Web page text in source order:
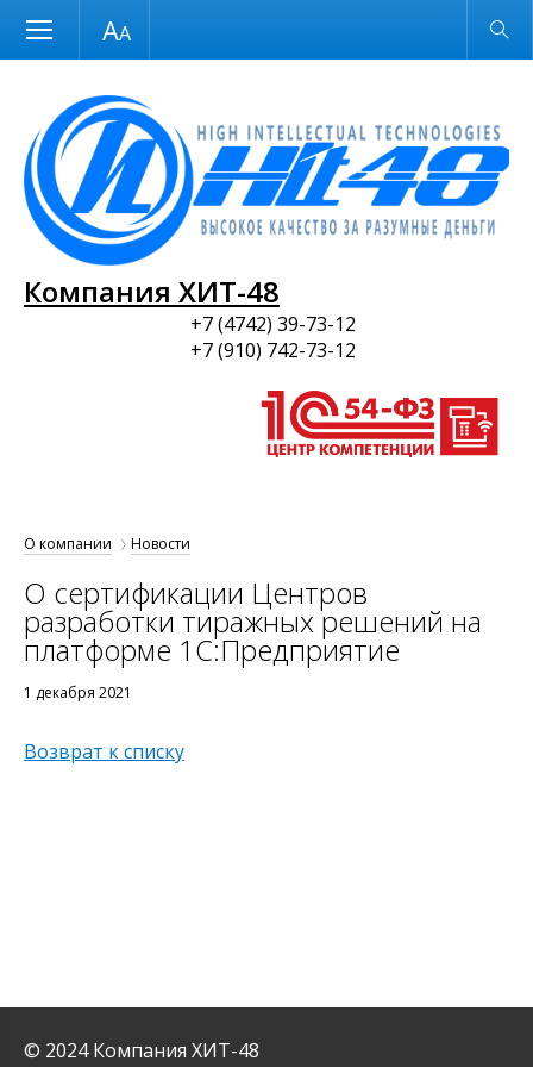
Размер шрифта Обычная версия
Компания ХИТ-48
+7 (4742) 39-73-12
+7 (910) 742-73-12
О компании Новости
О сертификации Центров
разработки тиражных решений на
платформе 1С:Предприятие
1 декабря 2021
Возврат к списку
© 2024 Компания ХИТ-48